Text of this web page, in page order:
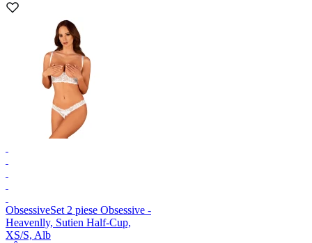
ObsessiveSet 2 piese Obsessive -
Heavenlly, Sutien Half-Cup,
XS/S, Alb